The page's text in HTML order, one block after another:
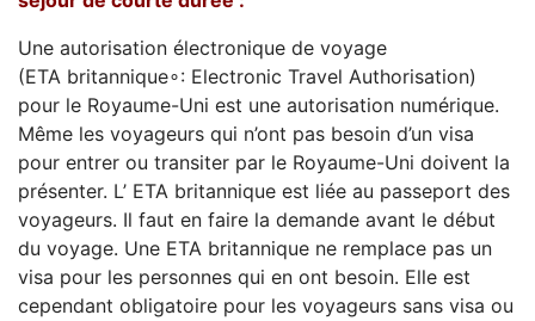
Une autorisation électronique de voyage
(ETA britannique∘: Electronic Travel Authorisation)
pour le Royaume-Uni est une autorisation numérique.
Même les voyageurs qui n’ont pas besoin d’un visa
pour entrer ou transiter par le Royaume-Uni doivent la
présenter. L’ ETA britannique est liée au passeport des
voyageurs. Il faut en faire la demande avant le début
du voyage. Une ETA britannique ne remplace pas un
visa pour les personnes qui en ont besoin. Elle est
cependant obligatoire pour les voyageurs sans visa ou